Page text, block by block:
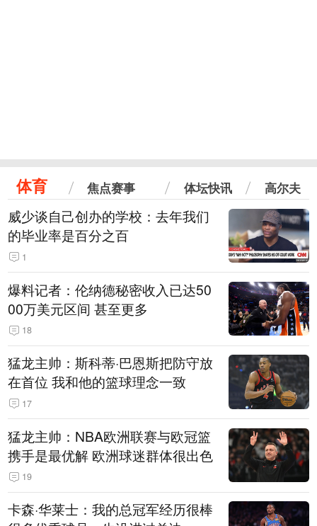
体育 焦点赛事 体坛快讯 高尔夫
威少谈自己创办的学校：去年我们
的毕业率是百分之百
1
爆料记者：伦纳德秘密收入已达50
00万美元区间 甚至更多
18
猛龙主帅：斯科蒂·巴恩斯把防守放
在首位 我和他的篮球理念一致
17
猛龙主帅：NBA欧洲联赛与欧冠篮
携手是最优解 欧洲球迷群体很出色
19
卡森·华莱士：我的总冠军经历很棒